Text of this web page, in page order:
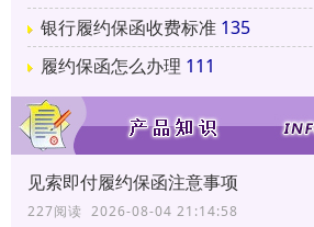
银行履约保函收费标准 135
履约保函怎么办理 111
见索即付履约保函注意事项
227阅读 2026-08-04 21:14:58